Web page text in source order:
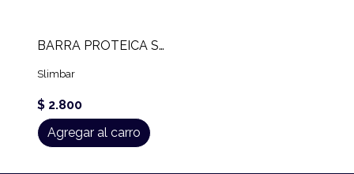
BARRA PROTEICA SLIMBAR (60 GR)
Slimbar
$ 2.800
Agregar al carro